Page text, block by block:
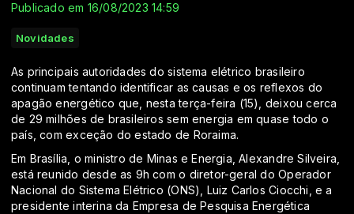
Publicado em 16/08/2023 14:59
Novidades
As principais autoridades do sistema elétrico brasileiro
continuam tentando identificar as causas e os reflexos do
apagão energético que, nesta terça-feira (15), deixou cerca
de 29 milhões de brasileiros sem energia em quase todo o
país, com exceção do estado de Roraima.
Em Brasília, o ministro de Minas e Energia, Alexandre Silveira,
está reunido desde as 9h com o diretor-geral do Operador
Nacional do Sistema Elétrico (ONS), Luiz Carlos Ciocchi, e a
presidente interina da Empresa de Pesquisa Energética